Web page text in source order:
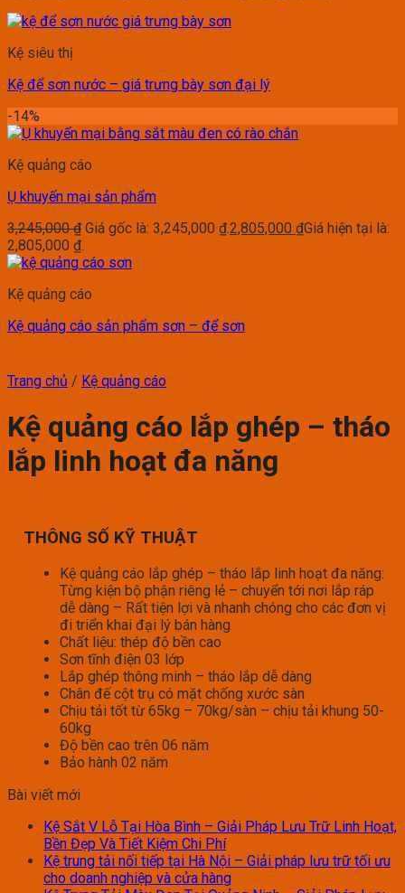
Kệ siêu thị
Kệ để sơn nước – giá trưng bày sơn đại lý
-14%
Kệ quảng cáo
Ụ khuyến mại sản phẩm
3,245,000₫ Giá gốc là: 3,245,000 ₫.2,805,000 ₫Giá hiện tại là:
2,805,000 ₫.
Kệ quảng cáo
Kệ quảng cáo sản phẩm sơn – để sơn
Trang chủ / Kệ quảng cáo
Kệ quảng cáo lắp ghép – tháo
lắp linh hoạt đa năng
THÔNG SỐ KỸ THUẬT
Kệ quảng cáo lắp ghép – tháo lắp linh hoạt đa năng:
Từng kiện bộ phận riêng lẻ – chuyển tới nơi lắp ráp
dễ dàng – Rất tiện lợi và nhanh chóng cho các đơn vị
đi triển khai đại lý bán hàng
Chất liệu: thép độ bền cao
Sơn tĩnh điện 03 lớp
Lắp ghép thông minh – tháo lắp dễ dàng
Chân đế cột trụ có mặt chống xước sàn
Chịu tải tốt từ 65kg – 70kg/sàn – chịu tải khung 50-
60kg
Độ bền cao trên 06 năm
Bảo hành 02 năm
Bài viết mới
Kệ Sắt V Lỗ Tại Hòa Bình – Giải Pháp Lưu Trữ Linh Hoạt,
Bền Đẹp Và Tiết Kiệm Chi Phí
Kệ trung tải nối tiếp tại Hà Nội – Giải pháp lưu trữ tối ưu
cho doanh nghiệp và cửa hàng